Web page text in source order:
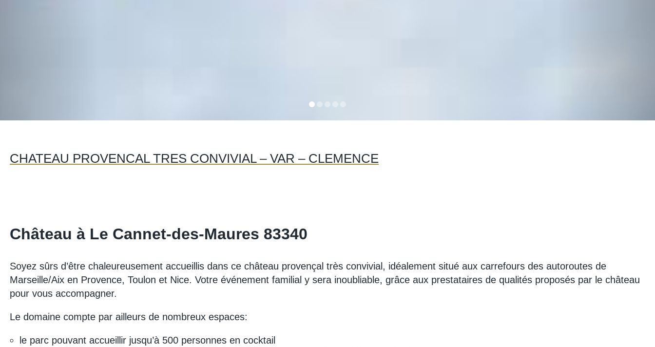
CHATEAU PROVENCAL TRES CONVIVIAL – VAR – CLEMENCE
Château à Le Cannet-des-Maures 83340
Soyez sûrs d’être chaleureusement accueillis dans ce château provençal très convivial, idéalement situé aux carrefours des autoroutes de
Marseille/Aix en Provence, Toulon et Nice. Votre événement familial y sera inoubliable, grâce aux prestataires de qualités proposés par le château
pour vous accompagner.
Le domaine compte par ailleurs de nombreux espaces:
le parc pouvant accueillir jusqu’à 500 personnes en cocktail